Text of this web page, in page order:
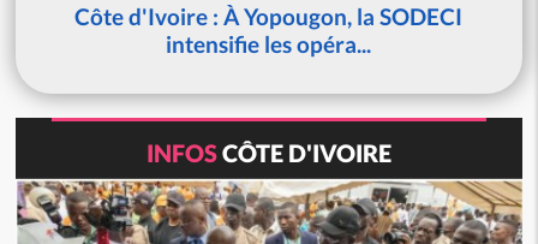
Côte d'Ivoire : À Yopougon, la SODECI
intensifie les opéra...
INFOSCÔTE D'IVOIRE